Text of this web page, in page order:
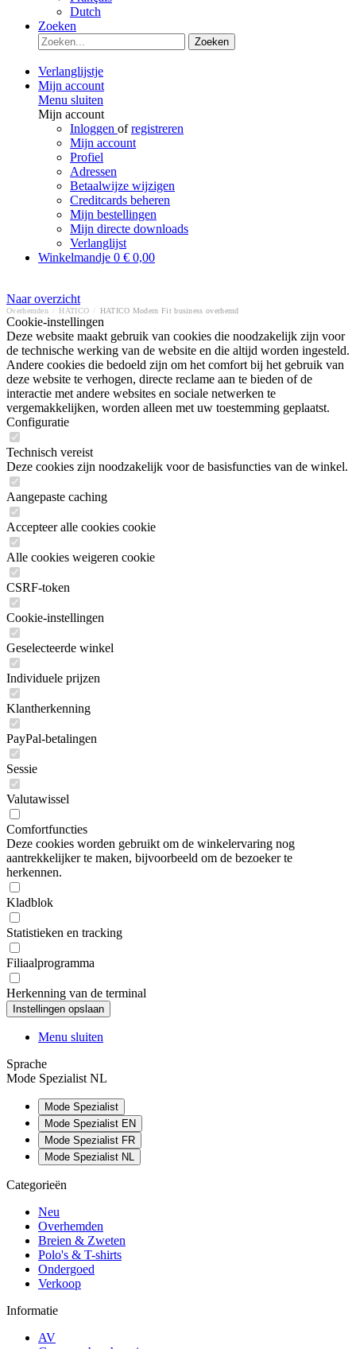
Dutch
Zoeken
Zoeken
Verlanglijstje
Mijn account
Menu sluiten
Mijn account
Inloggen ofregistreren
Mijn account
Profiel
Adressen
Betaalwijze wijzigen
Creditcards beheren
Mijn bestellingen
Mijn directe downloads
Verlanglijst
Winkelmandje 0 € 0,00
Naar overzicht
Overhemden HATICO HATICO Modern Fit business overhemd
Cookie-instellingen
Deze website maakt gebruik van cookies die noodzakelijk zijn voor
de technische werking van de website en die altijd worden ingesteld.
Andere cookies die bedoeld zijn om het comfort bij het gebruik van
deze website te verhogen, directe reclame aan te bieden of de
interactie met andere websites en sociale netwerken te
vergemakkelijken, worden alleen met uw toestemming geplaatst.
Configuratie
Technisch vereist
Deze cookies zijn noodzakelijk voor de basisfuncties van de winkel.
Aangepaste caching
Accepteer alle cookies cookie
Alle cookies weigeren cookie
CSRF-token
Cookie-instellingen
Geselecteerde winkel
Individuele prijzen
Klantherkenning
PayPal-betalingen
Sessie
Valutawissel
Comfortfuncties
Deze cookies worden gebruikt om de winkelervaring nog
aantrekkelijker te maken, bijvoorbeeld om de bezoeker te
herkennen.
Kladblok
Statistieken en tracking
Filiaalprogramma
Herkenning van de terminal
Menu sluiten
Sprache
Mode Spezialist NL
Mode Spezialist
Mode Spezialist EN
Mode Spezialist FR
Mode Spezialist NL
Categorieën
Neu
Overhemden
Breien & Zweten
Polo's & T-shirts
Ondergoed
Verkoop
Informatie
AV